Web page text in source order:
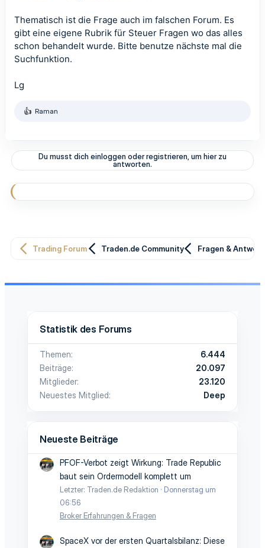
Thematisch ist die Frage auch im falschen Forum. Es
gibt eine eigene Rubrik für Steuer Fragen wo das alles
schon behandelt wurde. Bitte benutze nächste mal die
Suchfunktion.
Lg
R
t
o
n
n
Raman
Du musst dich einloggen oder registrieren, um hier zu
antworten.
Trading Forum Traden.de Community Fragen &
Statistik des Forums
Themen
6.444
Beiträge
20.097
Mitglieder
23.120
Neuestes Mitglied
Deep
Neueste Beiträge
PFOF-Verbot zeigt Wirkung: Trade Republic
baut sein Ordermodell komplett um
Letzter: Traden.de Redaktion
Donnerstag um
06:56
Broker Erfahrungen & Fragen
SpaceX vor der ersten Quartalsbilanz: Diese